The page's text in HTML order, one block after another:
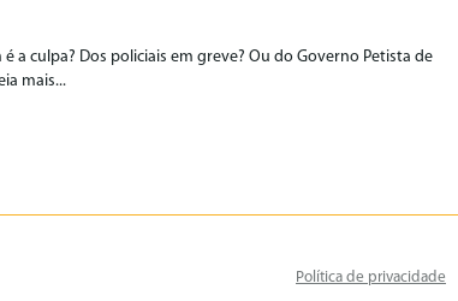
a culpa? Dos policiais em greve? Ou do Governo Petista de
mais...
Política de privacidade